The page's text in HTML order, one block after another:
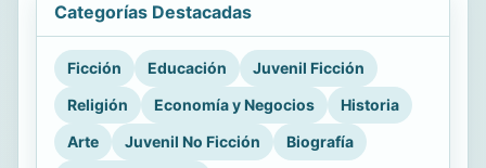
Categorías Destacadas
Ficción Educación
Juvenil Ficción
Religión
Economía y Negocios
Historia
Arte
Juvenil No Ficción
Biografía